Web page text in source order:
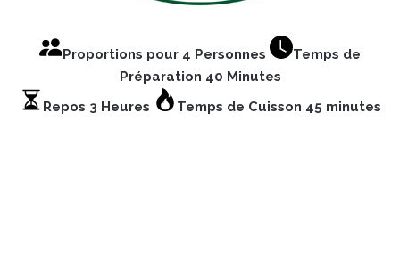
Proportions pour 4 Personnes
Temps de
Préparation 40 Minutes
Repos 3 Heures
Temps de Cuisson 45 minutes